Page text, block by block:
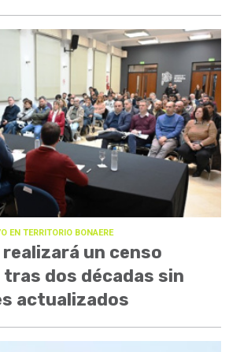
EN TERRITORIO BONAERE
un censo
dos décadas sin
actualizados